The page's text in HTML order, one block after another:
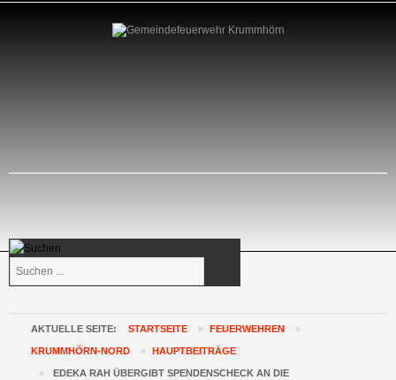
AKTUELLE SEITE: STARTSEITE » FEUERWEHREN »
KRUMMHÖRN-NORD » HAUPTBEITRÄGE
» EDEKA RAH ÜBERGIBT SPENDENSCHECK AN DIE